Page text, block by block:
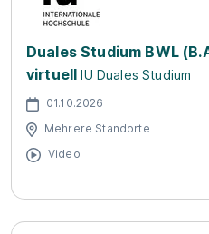
Duales Studium BWL
virtuell IU Duales Studium
01.10.2026
Mehrere Standorte
Video